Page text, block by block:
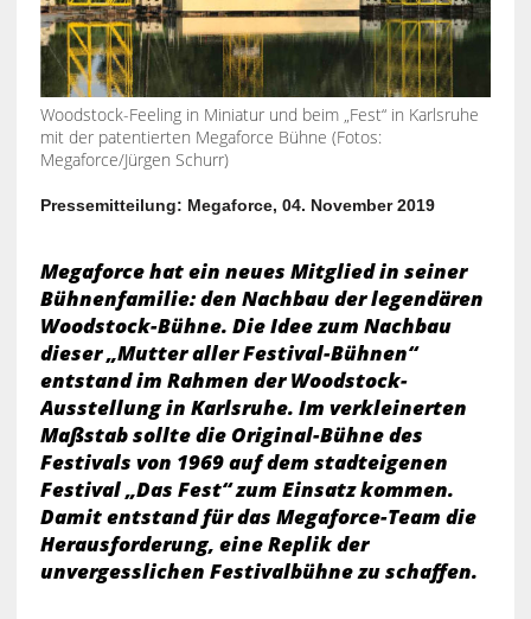
Woodstock-Feeling in Miniatur und beim „Fest“ in Karlsruhe
mit der patentierten Megaforce Bühne (Fotos:
Megaforce/Jürgen Schurr)
Pressemitteilung: Megaforce, 04. November 2019
Megaforce hat ein neues Mitglied in seiner
Bühnenfamilie: den Nachbau der legendären
Woodstock-Bühne. Die Idee zum Nachbau
dieser „Mutter aller Festival-Bühnen“
entstand im Rahmen der Woodstock-
Ausstellung in Karlsruhe. Im verkleinerten
Maßstab sollte die Original-Bühne des
Festivals von 1969 auf dem stadteigenen
Festival „Das Fest“ zum Einsatz kommen.
Damit entstand für das Megaforce-Team die
Herausforderung, eine Replik der
unvergesslichen Festivalbühne zu schaffen.